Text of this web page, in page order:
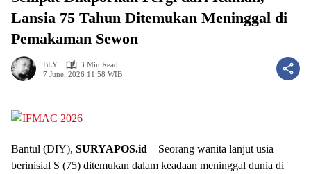
Lansia 75 Tahun Ditemukan Meninggal di
Pemakaman Sewon
BLY
3 Min Read
7 June, 2026 11:58 WIB
Bantul (DIY), SURYAPOS.id – Seorang wanita lanjut usia
berinisial S (75) ditemukan dalam keadaan meninggal dunia di